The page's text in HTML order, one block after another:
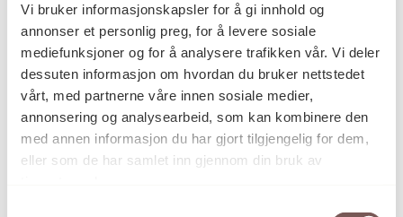
Vi bruker informasjonskapsler for å gi innhold og
annonser et personlig preg, for å levere sosiale
mediefunksjoner og for å analysere trafikken vår. Vi deler
dessuten informasjon om hvordan du bruker nettstedet
vårt, med partnerne våre innen sosiale medier,
annonsering og analysearbeid, som kan kombinere den
med annen informasjon du har gjort tilgjengelig for dem,
eller som de har samlet inn gjennom din bruk av
Teknikk og
materiale
Oljemaling på lerret
Mål
Høyde: 75cm
Bredde: 150cm